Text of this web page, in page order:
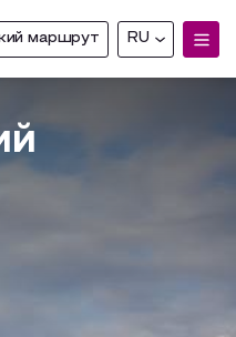
маршрут RU